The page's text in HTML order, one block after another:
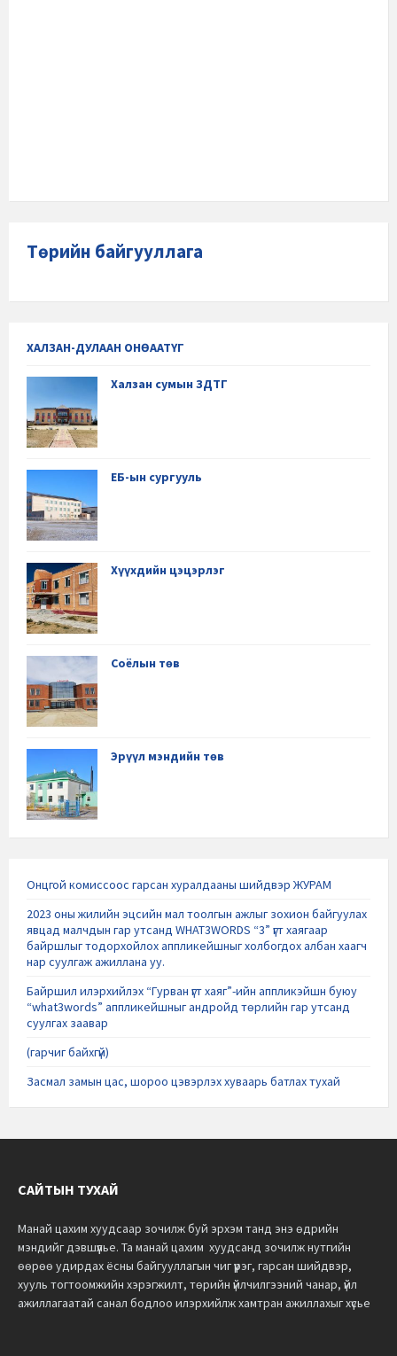
Төрийн байгууллага
ХАЛЗАН-ДУЛААН ОНӨААТҮГ
Халзан сумын ЗДТГ
ЕБ-ын сургууль
Хүүхдийн цэцэрлэг
Соёлын төв
Эрүүл мэндийн төв
Онцгой комиссоос гарсан хуралдааны шийдвэр ЖУРАМ
2023 оны жилийн эцсийн мал тоолгын ажлыг зохион байгуулах
явцад малчдын гар утсанд WHAT3WORDS “3” үгт хаягаар
байршлыг тодорхойлох аппликейшныг холбогдох албан хаагч
нар суулгаж ажиллана уу.
Байршил илэрхийлэх “Гурван үгт хаяг”-ийн аппликэйшн буюу
“what3words” аппликейшныг андройд төрлийн гар утсанд
суулгах заавар
(гарчиг байхгүй)
Засмал замын цас, шороо цэвэрлэх хуваарь батлах тухай
САЙТЫН ТУХАЙ
Манай цахим хуудсаар зочилж буй эрхэм танд энэ өдрийн
мэндийг дэвшүүлье. Та манай цахим хуудсанд зочилж нутгийн
өөрөө удирдах ёсны байгууллагын чиг үүрэг, гарсан шийдвэр,
хууль тогтоомжийн хэрэгжилт, төрийн үйлчилгээний чанар, үйл
ажиллагаатай санал бодлоо илэрхийлж хамтран ажиллахыг хүсье